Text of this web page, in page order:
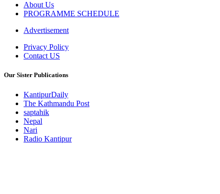
About Us
PROGRAMME SCHEDULE
Advertisement
Privacy Policy
Contact US
Our Sister Publications
KantipurDaily
The Kathmandu Post
saptahik
Nepal
Nari
Radio Kantipur